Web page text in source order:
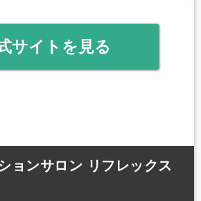
サイトを見る
ョンサロン リフレックス